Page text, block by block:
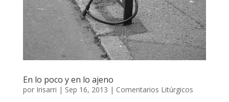
En lo poco y en lo ajeno
por Irisarri | Sep 16, 2013 | Comentarios Litúrgicos